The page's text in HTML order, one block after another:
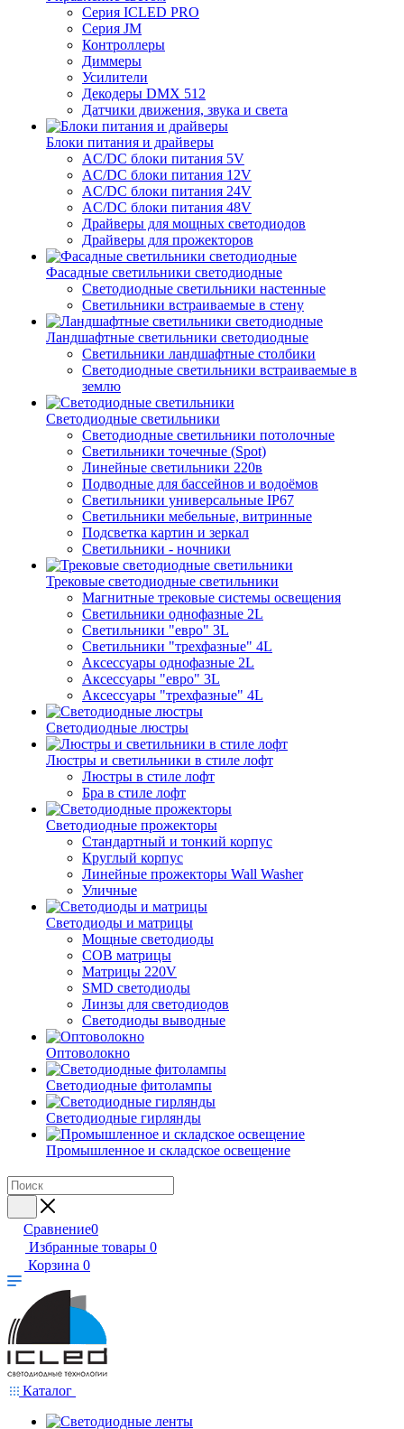
Серия ICLED PRO
Серия JM
Контроллеры
Диммеры
Усилители
Декодеры DMX 512
Датчики движения, звука и света
Блоки питания и драйверы
AC/DC блоки питания 5V
AC/DC блоки питания 12V
AC/DC блоки питания 24V
AC/DC блоки питания 48V
Драйверы для мощных светодиодов
Драйверы для прожекторов
Фасадные светильники светодиодные
Светодиодные светильники настенные
Светильники встраиваемые в стену
Ландшафтные светильники светодиодные
Светильники ландшафтные столбики
Светодиодные светильники встраиваемые в
землю
Светодиодные светильники
Светодиодные светильники потолочные
Светильники точечные (Spot)
Линейные светильники 220в
Подводные для бассейнов и водоёмов
Светильники универсальные IP67
Светильники мебельные, витринные
Подсветка картин и зеркал
Светильники - ночники
Трековые светодиодные светильники
Магнитные трековые системы освещения
Светильники однофазные 2L
Светильники "евро" 3L
Светильники "трехфазные" 4L
Аксессуары однофазные 2L
Аксессуары "евро" 3L
Аксессуары "трехфазные" 4L
Светодиодные люстры
Люстры и светильники в стиле лофт
Люстры в стиле лофт
Бра в стиле лофт
Светодиодные прожекторы
Стандартный и тонкий корпус
Круглый корпус
Линейные прожекторы Wall Washer
Уличные
Светодиоды и матрицы
Мощные светодиоды
COB матрицы
Матрицы 220V
SMD светодиоды
Линзы для светодиодов
Светодиоды выводные
Оптоволокно
Светодиодные фитолампы
Светодиодные гирлянды
Промышленное и складское освещение
Сравнение0
Избранные товары 0
Корзина 0
Каталог